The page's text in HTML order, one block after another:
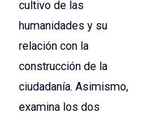
cultivo de las
humanidades y su
relación con la
construcción de la
ciudadanía. Asimismo,
examina los dos